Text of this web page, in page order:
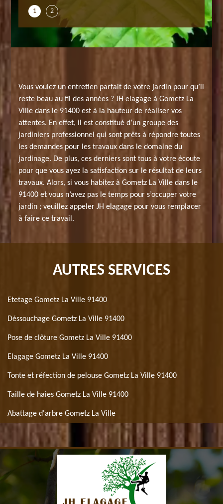
1 2
Vous voulez un entretien parfait de votre jardin pour qu’il
reste beau au fil des années ? JH elagage à Gometz La
Ville dans le 91400 est à la hauteur de réaliser vos
attentes. En effet, il est constitué d’un groupe des
jardiniers professionnel qui sont prêts à répondre toutes
les demandes pour les travaux dans le domaine du
jardinage. De plus, ces derniers sont tous à votre écoute
pour que vous ayez la satisfaction sur le résultat de leurs
travaux. Alors, si vous habitez à Gometz La Ville dans le
91400 et vous n’avez pas le temps pour s’occuper votre
jardin ; veuillez appeler JH elagage pour vous remplacer
à faire ce travail.
AUTRES SERVICES
Etetage Gometz La Ville 91400
Déssouchage Gometz La Ville 91400
Pose de clôture Gometz La Ville 91400
Elagage Gometz La Ville 91400
Tonte et réfection de pelouse Gometz La Ville 91400
Taille de haies Gometz La Ville 91400
Abattage d'arbre Gometz La Ville